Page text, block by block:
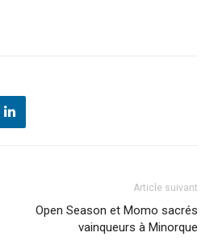
Article suivant
Open Season et Momo sacrés
vainqueurs à Minorque